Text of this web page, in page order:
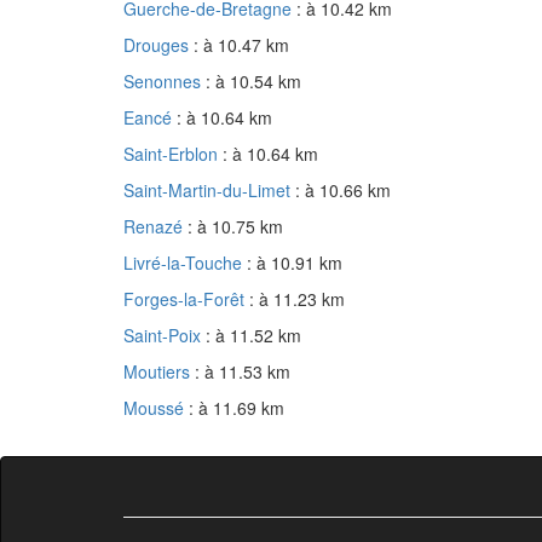
Guerche-de-Bretagne : à 10.42 km
Drouges : à 10.47 km
Senonnes : à 10.54 km
Eancé : à 10.64 km
Saint-Erblon : à 10.64 km
Saint-Martin-du-Limet : à 10.66 km
Renazé : à 10.75 km
Livré-la-Touche : à 10.91 km
Forges-la-Forêt : à 11.23 km
Saint-Poix : à 11.52 km
Moutiers : à 11.53 km
Moussé : à 11.69 km